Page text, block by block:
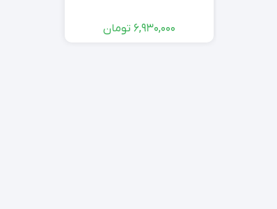
6,930,000 تومان